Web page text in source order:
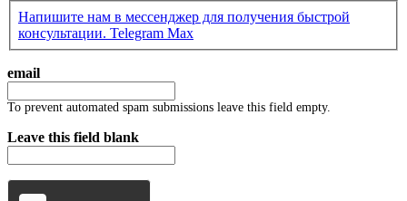
Напишите нам в мессенджер для получения быстрой
консультации. Telegram Max
email
To prevent automated spam submissions leave this field empty.
Leave this field blank